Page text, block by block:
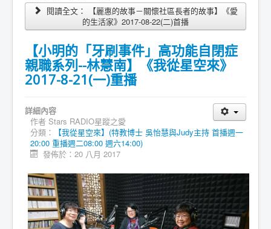
閱讀全文： 【麗惠的故事－關懷社區長者的故事】《愛
的生活家》2017-08-22(二)首播
【小明的「牙刷事件」高功能自閉症
親職系列--林慧南】《我從星空來》
2017-8-21(一)重播
詳細內容
作者 Stars RADIO星蹤之愛
分類：
【我從星空來】(特教博士 吳怡慧與Judy主持 首播週一
20:00 重播週二08:00 週六14:00)
發佈於：20 八月 2017